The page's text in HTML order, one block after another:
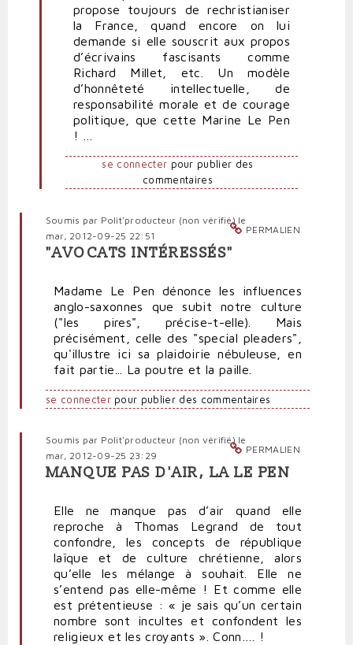
"foi"
par
Foutrenl'airlefn
(non
vérifié)
propose toujours de rechristianiser
la France, quand encore on lui
demande si elle souscrit aux propos
d’écrivains fascisants comme
Richard Millet, etc. Un modèle
d’honnêteté intellectuelle, de
responsabilité morale et de courage
politique, que cette Marine Le Pen
! …
se connecter pour publier des
commentaires
PERMALIEN
Soumis par Polit'producteur (non vérifié)le
mar, 2012-09-25 22:51
"AVOCATS INTÉRESSÉS"
Madame Le Pen dénonce les influences
anglo-saxonnes que subit notre culture
("les pires", précise-t-elle). Mais
précisément, celle des "special pleaders",
qu'illustre ici sa plaidoirie nébuleuse, en
fait partie... La poutre et la paille.
se connecterpour publier des commentaires
PERMALIEN
Soumis par Polit'producteur (non vérifié)le
mar, 2012-09-25 23:29
MANQUE PAS D'AIR, LA LE PEN
Elle ne manque pas d’air quand elle
reproche à Thomas Legrand de tout
confondre, les concepts de république
laïque et de culture chrétienne, alors
qu’elle les mélange à souhait. Elle ne
s’entend pas elle-même ! Et comme elle
est prétentieuse : « je sais qu’un certain
nombre sont incultes et confondent les
religieux et les croyants ». Conn…. !